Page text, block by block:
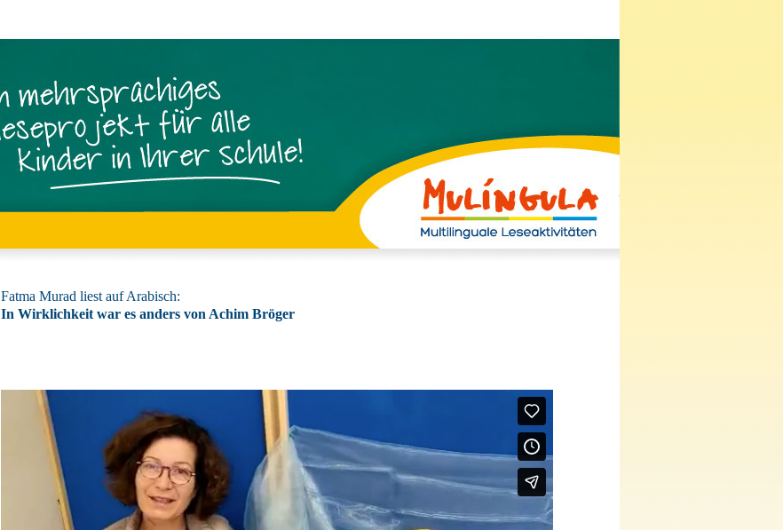
Fatma Murad liest auf Arabisch:
In Wirklichkeit war es anders von Achim Bröger